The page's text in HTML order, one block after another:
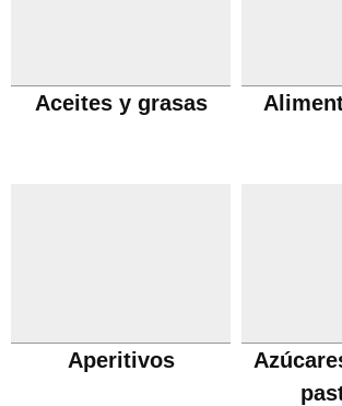
Aceites y grasas
Aperitivos